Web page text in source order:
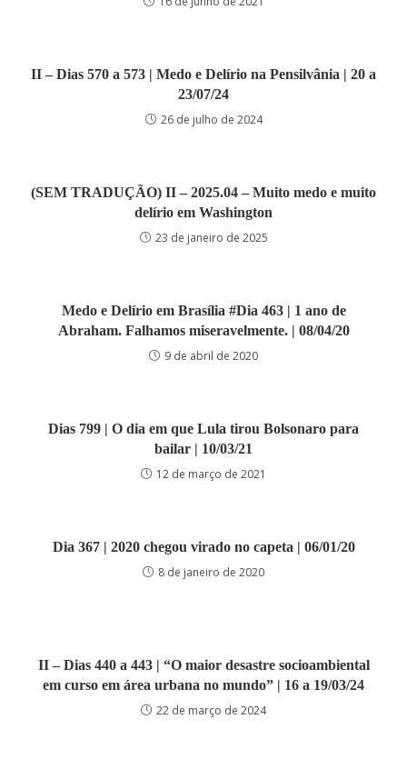
II – Dias 570 a 573 | Medo e Delírio na Pensilvânia | 20 a
23/07/24
26 de julho de 2024
(SEM TRADUÇÃO) II – 2025.04 – Muito medo e muito
delírio em Washington
23 de janeiro de 2025
Medo e Delírio em Brasília #Dia 463 | 1 ano de
Abraham. Falhamos miseravelmente. | 08/04/20
9 de abril de 2020
Dias 799 | O dia em que Lula tirou Bolsonaro para
bailar | 10/03/21
12 de março de 2021
Dia 367 | 2020 chegou virado no capeta | 06/01/20
8 de janeiro de 2020
II – Dias 440 a 443 | “O maior desastre socioambiental
em curso em área urbana no mundo” | 16 a 19/03/24
22 de março de 2024